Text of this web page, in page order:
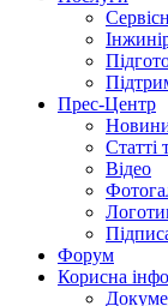
Прес-Центр
Статті
Відео
Форум
Корисна